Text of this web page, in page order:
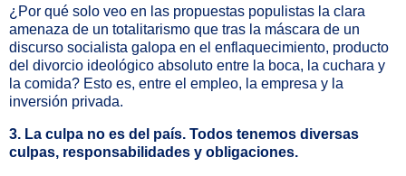
¿Por qué solo veo en las propuestas populistas la clara
amenaza de un totalitarismo que tras la máscara de un
discurso socialista galopa en el enflaquecimiento, producto
del divorcio ideológico absoluto entre la boca, la cuchara y
la comida? Esto es, entre el empleo, la empresa y la
inversión privada.
3. La culpa no es del país. Todos tenemos diversas
culpas, responsabilidades y obligaciones.